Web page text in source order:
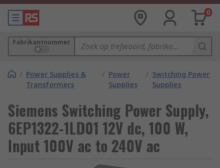
0
Fabrikantnummer
/ Power Supplies &
Transformers
/ Power
Supplies
/ Switching Power
Supplies
Siemens Switching Power Supply,
6EP1322-1LD01 12V dc, 100 W,
Input 100V ac to 240V ac